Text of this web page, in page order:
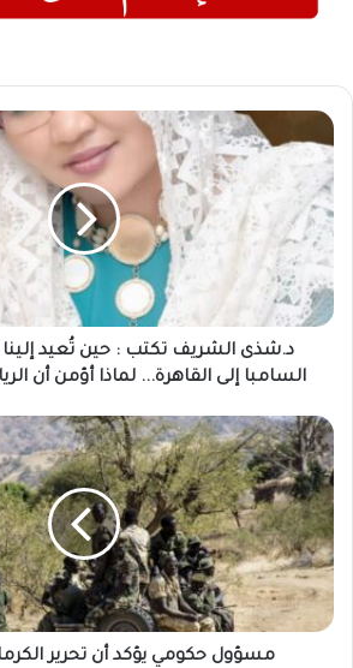
د.شذى
الشريف
تكتب
حين
تُعيد
الكرة
الفرح..
السامبا
القاهرة...
لماذا
أؤمن
أن
الرياضة
تصنع
الأمل؟
د.شذى الشريف تكتب : حين تُعيد إلينا
السامبا إلى القاهرة... لماذا أؤمن أن
مسؤول
حكومي
يؤكد
أن
تحرير
الكرمك
بات
وشيكاً
مسؤول حكومي يؤكد أن تحرير